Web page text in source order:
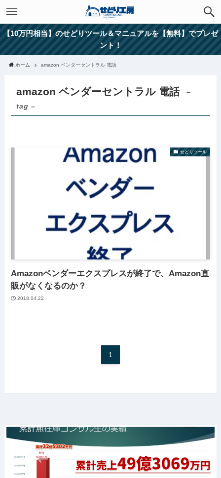
【10万円相当】のせどりツール＆マニュアルを【無料】でプレゼ
ント！
ホーム amazon ベンダーセントラル 電話
amazon ベンダーセントラル 電話
–
tag –
せどりツール
Amazonベンダーエクスプレスが終了で、Amazon直
販がなくなるのか？
2018.04.22
1